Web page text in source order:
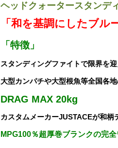
ヘッドクォータースタンデ
「和を基調にしたブル
「特徴」
スタンディングファイトで限界を
大型カンパチや大型根魚等全国各
DRAG MAX 20kg
カスタムメーカーJUSTACEが和柄
MPG100％超厚巻ブランクの完